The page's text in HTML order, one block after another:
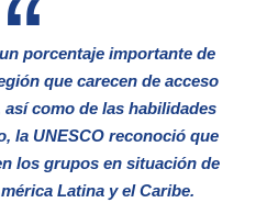
porcentaje importante de
que carecen de acceso
como de las habilidades
la UNESCO reconoció que
los grupos en situación de
Latina y el Caribe.